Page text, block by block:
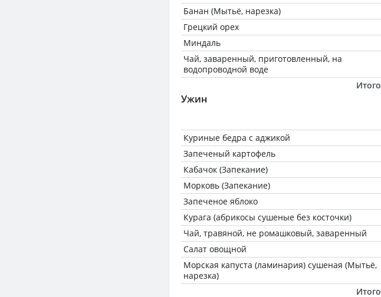
Банан (Мытьё, нарезка)
Грецкий орех
Миндаль
Чай, заваренный, приготовленный, на
водопроводной воде
Итого
Ужин
Куриные бедра с аджикой
Запеченый картофель
Кабачок (Запекание)
Морковь (Запекание)
Запеченое яблоко
Курага (абрикосы сушеные без косточки)
Чай, травяной, не ромашковый, заваренный
Салат овощной
Морская капуста (ламинария) сушеная (Мытьё,
нарезка)
Итого